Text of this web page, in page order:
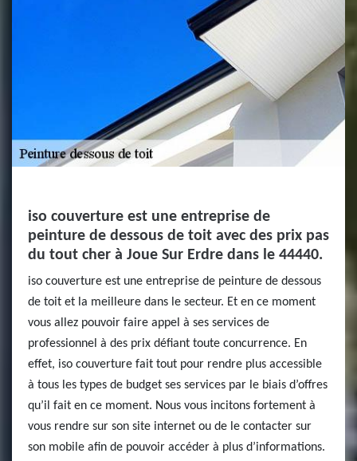
iso couverture est une entreprise de
peinture de dessous de toit avec des prix pas
du tout cher à Joue Sur Erdre dans le 44440.
iso couverture est une entreprise de peinture de dessous
de toit et la meilleure dans le secteur. Et en ce moment
vous allez pouvoir faire appel à ses services de
professionnel à des prix défiant toute concurrence. En
effet, iso couverture fait tout pour rendre plus accessible
à tous les types de budget ses services par le biais d’offres
qu’il fait en ce moment. Nous vous incitons fortement à
vous rendre sur son site internet ou de le contacter sur
son mobile afin de pouvoir accéder à plus d’informations.